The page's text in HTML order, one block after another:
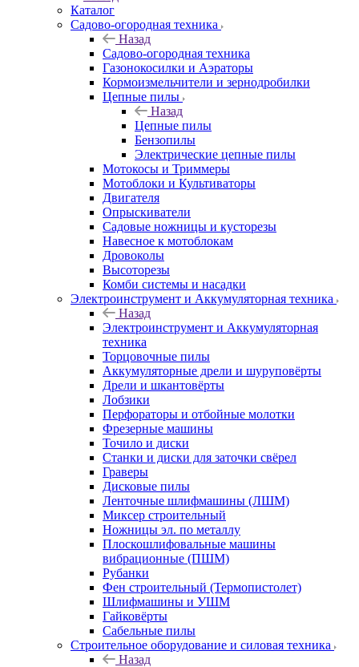
Каталог
Садово-огородная техника
Назад
Садово-огородная техника
Газонокосилки и Аэраторы
Кормоизмельчители и зернодробилки
Цепные пилы
Назад
Цепные пилы
Бензопилы
Электрические цепные пилы
Мотокосы и Триммеры
Мотоблоки и Культиваторы
Двигателя
Опрыскиватели
Садовые ножницы и кусторезы
Навесное к мотоблокам
Дровоколы
Высоторезы
Комби системы и насадки
Электроинструмент и Аккумуляторная техника
Назад
Электроинструмент и Аккумуляторная
техника
Торцовочные пилы
Аккумуляторные дрели и шуруповёрты
Дрели и шкантовёрты
Лобзики
Перфораторы и отбойные молотки
Фрезерные машины
Точило и диски
Станки и диски для заточки свёрел
Граверы
Дисковые пилы
Ленточные шлифмашины (ЛШМ)
Миксер строительный
Ножницы эл. по металлу
Плоскошлифовальные машины
вибрационные (ПШМ)
Рубанки
Фен строительный (Термопистолет)
Шлифмашины и УШМ
Гайковёрты
Сабельные пилы
Строительное оборудование и силовая техника
Назад